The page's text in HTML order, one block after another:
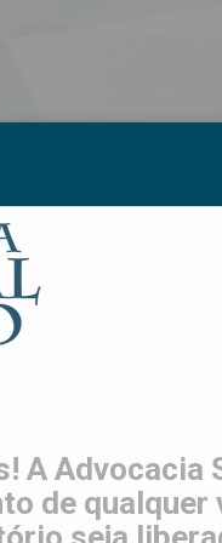
CONOSCO
vidas
A Advocacia
de qualquer